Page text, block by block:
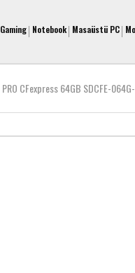
Gaming Notebook Masaüstü PC
CFexpress 64GB SDCFE-